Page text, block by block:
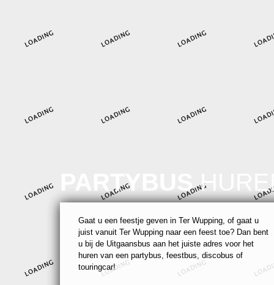
PARTYBUS
Gaat u een feestje geven in Ter Wupping, of gaat u
juist vanuit Ter Wupping naar een feest toe? Dan bent
u bij de Uitgaansbus aan het juiste adres voor het
huren van een partybus, feestbus, discobus of
touringcar!